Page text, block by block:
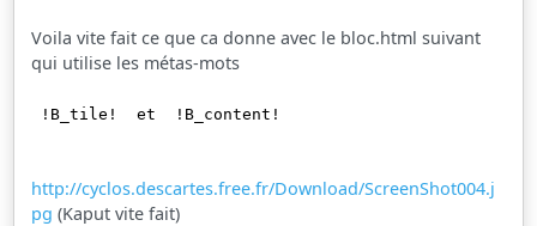
Voila vite fait ce que ca donne avec le bloc.html suivant
qui utilise les métas-mots
!B_tile! et !B_content!
http://cyclos.descartes.free.fr/Download/ScreenShot004.j
pg (Kaput vite fait)